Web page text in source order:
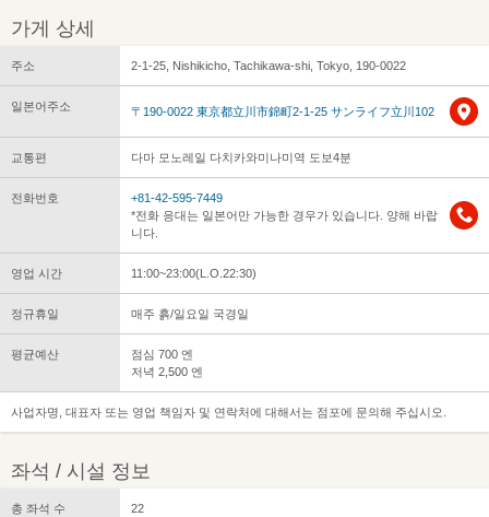
가게 상세
주소 2-1-25, Nishikicho, Tachikawa-shi, Tokyo, 190-0022
일본어주소 〒190-0022 東京都立川市錦町2-1-25 サンライフ立川102
교통편 다마 모노레일 다치카와미나미역 도보4분
전화번호
+81-42-595-7449
*전화 응대는 일본어만 가능한 경우가 있습니다. 양해 바랍
니다.
영업 시간 11:00~23:00(L.O.22:30)
정규휴일 매주 흙/일요일 국경일
평균예산
점심 700 엔
저녁 2,500 엔
사업자명, 대표자 또는 영업 책임자 및 연락처에 대해서는 점포에 문의해 주십시오.
좌석 / 시설 정보
총 좌석 수 22